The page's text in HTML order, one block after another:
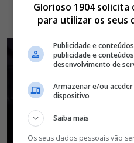
Glorioso 1904
para utilizar os seus
Publicidade e
publicidade e
desenvolvimento de
Armazenar e/ou
dispositivo
Saiba mais
Os seus dados pessoais vão